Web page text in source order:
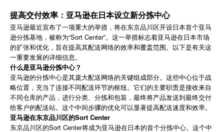
提高交付效率：亚马逊在日本设立新分拣中心
亚马逊最近宣布了一项重大的举措，将在东京品川区开设日本首个亚马
逊分拣基地，被称为“Sort Center”。这一举措标志着亚马逊在日本市场
的扩张和优化，旨在提高其配送网络的效率和覆盖范围。以下是有关这
一重要发展的详细信息。
什么是亚马逊分拣中心？
亚马逊的分拣中心是其庞大配送网络的关键组成部分。这些中心位于战
略位置，充当了连接不同配送环节的枢纽。它们的主要职责是接收来自
不同仓库的产品，进行分类、分拣和包装，最终将产品发送到最终交付
给客户的配送站。这个中间步骤的优化可以显著提高配送速度和效率。
亚马逊在东京品川区的Sort Center
东京品川区的Sort Center将成为亚马逊在日本的首个分拣中心。这个中